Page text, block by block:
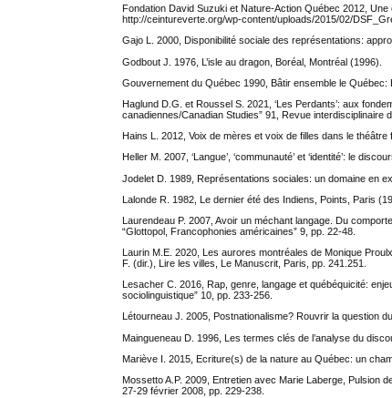
Fondation David Suzuki et Nature-Action Québec 2012,
http://ceintureverte.org/wp-content/uploads/2015/02/
Gajo L. 2000, Disponibilité sociale des représentations:
Godbout J. 1976, L’isle au dragon, Boréal, Montréal (1996).
Gouvernement du Québec 1990, Bâtir ensemble le Québec:
Haglund D.G. et Roussel S. 2021, ‘Les Perdants’: aux
canadiennes/Canadian Studies” 91, Revue interdisciplinaire
Hains L. 2012, Voix de mères et voix de filles dans le
Heller M. 2007, ‘Langue’, ‘communauté’ et ‘identité’: le
Jodelet D. 1989, Représentations sociales: un domaine en
Lalonde R. 1982, Le dernier été des Indiens, Points, Paris
Laurendeau P. 2007, Avoir un méchant langage. Du
“Glottopol, Francophonies américaines” 9, pp. 22-48.
Laurin M.E. 2020, Les aurores montréales de Monique
F. (dir.), Lire les villes, Le Manuscrit, Paris, pp. 241.251.
Lesacher C. 2016, Rap, genre, langage et québéquicité:
sociolinguistique” 10, pp. 233-256.
Létourneau J. 2005, Postnationalisme? Rouvrir la question
Maingueneau D. 1996, Les termes clés de l’analyse du
Mariève I. 2015, Ecriture(s) de la nature au Québec: un
Mossetto A.P. 2009, Entretien avec Marie Laberge, Pulsion
27-29 février 2008, pp. 229-238.